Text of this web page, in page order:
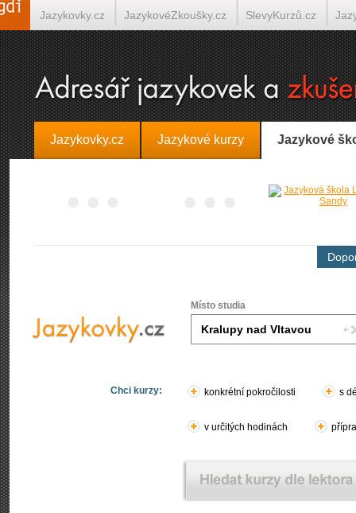
Jazykovky.cz Jazykové kurzy Jazykové
Místo studia
Chci kurzy: konkrétní pokročilosti s
v určitých hodinách
Jazykovky.cz JazykovéZkoušky.cz SlevyKurzů.cz
Španělština on-line Italština on-line Tlumočení-